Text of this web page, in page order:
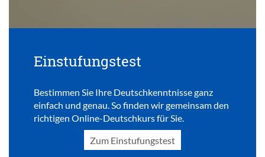
Einstufungstest
Bestimmen Sie Ihre Deutschkenntnisse ganz
einfach und genau. So finden wir gemeinsam den
richtigen Online-Deutschkurs für Sie.
Zum Einstufungstest